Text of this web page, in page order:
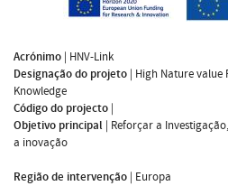
Acrónimo | HNV-Link
Designação do projeto | High Nature
Knowledge
Código do projecto |
Objetivo principal | Reforçar a
a inovação
Região de intervenção | Europa